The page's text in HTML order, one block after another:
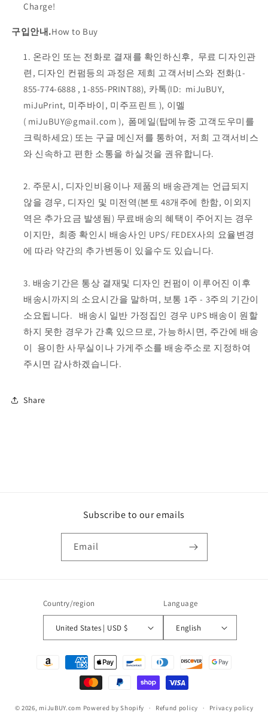
Charge!
구입안내.How to Buy
온라인 또는 전화로 결재를 확인하신후, 무료 디자인관
련, 디자인 컨펌등의 과정은 제희 고객서비스와 전화(1-
855-774-6888 , 1-855-PRINT88), 카톡(ID: miJuBUY,
miJuPrint, 미주바이, 미주프린트 ), 이멜
( miJuBUY@gmail.com), 폼메일(탑메뉴중 고객도우미를
크릭하세요) 또는 구글 메신저를 통하여, 저희 고객서비스
와 신속하고 편한 소통을 하실것을 권유합니다.
주문시, 디자인비용이나 제품의 배송관계는 언급되지
않을 경우, 디자인 및 미전역(본토 48개주에 한함, 이외지
역은 추가요금 발생됨) 무료배송의 혜택이 주어지는 경우
이지만, 최종 확인시 배송사인 UPS/ FEDEX사의 요율변경
에 따라 약간의 추가변동이 있을수도 있습니다.
배송기간은 통상 결재및 디자인 컨펌이 이루어진 이후
배송시까지의 소요시간을 말하며, 보통 1주 - 3주의 기간이
소요됩니다. 배송시 일반 가정집인 경우 UPS 배송이 원할
하지 못한 경우가 간혹 있으므로, 가능하시면, 주간에 배송
이 용이한 사무실이나 가게주소를 배송주소로 지정하여
주시면 감사하겠습니다.
Share
Subscribe to our emails
Email
Country/region
United States | USD $
Language
English
Payment
© 2026, miJuBUY.com Powered by Shopify Refund policy Privacy policy